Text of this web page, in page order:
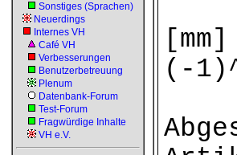
Sonstiges (Sprachen)
Neuerdings
Internes VH
Café VH
Verbesserungen
Benutzerbetreuung
Plenum
Datenbank-Forum
Test-Forum
Fragwürdige Inhalte
VH e.V.
(-